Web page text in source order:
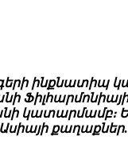
ինքնատիպ
կատարմամբ։